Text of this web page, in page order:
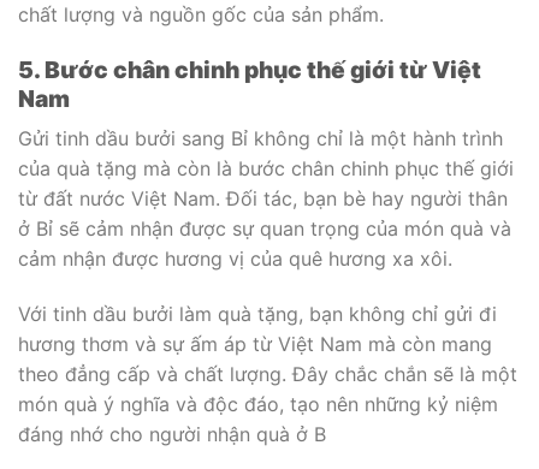
chất lượng và nguồn gốc của sản phẩm.
5. Bước chân chinh phục thế giới từ Việt
Nam
Gửi tinh dầu bưởi sang Bỉ không chỉ là một hành trình
của quà tặng mà còn là bước chân chinh phục thế giới
từ đất nước Việt Nam. Đối tác, bạn bè hay người thân
ở Bỉ sẽ cảm nhận được sự quan trọng của món quà và
cảm nhận được hương vị của quê hương xa xôi.
Với tinh dầu bưởi làm quà tặng, bạn không chỉ gửi đi
hương thơm và sự ấm áp từ Việt Nam mà còn mang
theo đẳng cấp và chất lượng. Đây chắc chắn sẽ là một
món quà ý nghĩa và độc đáo, tạo nên những kỷ niệm
đáng nhớ cho người nhận quà ở B